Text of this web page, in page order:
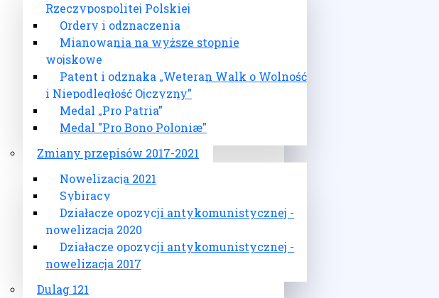
Rzeczypospolitej Polskiej
Ordery i odznaczenia
Mianowania na wyższe stopnie
wojskowe
Patent i odznaka „Weteran Walk o Wolność
i Niepodległość Ojczyzny”
Medal „Pro Patria”
Medal "Pro Bono Poloniæ"
Zmiany przepisów 2017-2021
Nowelizacja 2021
Sybiracy
Działacze opozycji antykomunistycznej -
nowelizacja 2020
Działacze opozycji antykomunistycznej -
nowelizacja 2017
Dulag 121